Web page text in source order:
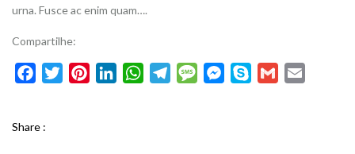
urna. Fusce ac enim quam….
Compartilhe:
FacebookTwitterPinterestLinkedInWhatsAppTelegramMessageMessenger
Skype Gmail
Share :